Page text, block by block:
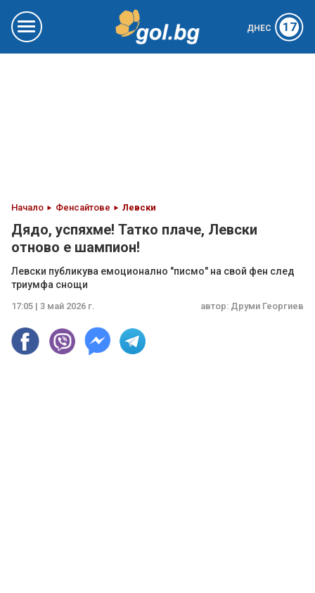
ДНЕС 17
Начало Фенсайтове Левски
Дядо, успяхме! Татко плаче, Левски
отново е шампион!
Левски публикува емоционално "писмо" на свой фен след
триумфа снощи
17:05 | 3 май 2026 г. автор: Друми Георгиев